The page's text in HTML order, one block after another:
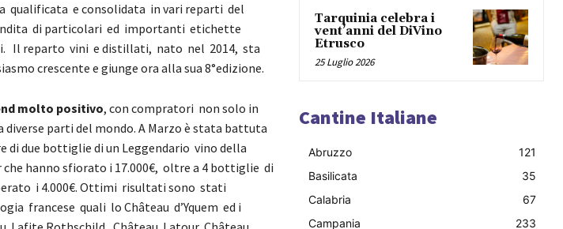
qualificata e consolidata in vari reparti del
di particolari ed importanti etichette
Il reparto vini e distillati, nato nel 2014, sta
crescente e giunge ora alla sua 8°edizione.
molto positivo, con compratori non solo in
parti del mondo. A Marzo è stata battuta
due bottiglie di un Leggendario vino della
hanno sfiorato i 17.000€, oltre a 4 bottiglie di
i 4.000€. Ottimi risultati sono stati
francese quali lo Château d’Yquem ed i
Tarquinia celebra i
vent’anni del DiVino
Etrusco
25 Luglio 2026
Cantine Italiane
Abruzzo
121
Basilicata
35
Calabria
67
Campania
233